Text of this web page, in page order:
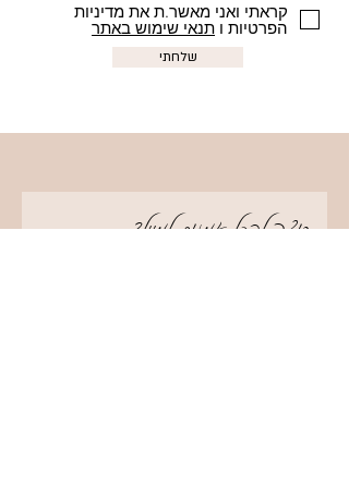
קראתי ואני מאשר.ת את מדיניות
הפרטיות ו תנאי שימוש באתר
שלחתי
?רוצה לקבל אמנות למייל